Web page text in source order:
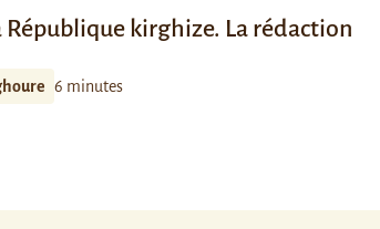
République kirghize. La rédaction
6 minutes